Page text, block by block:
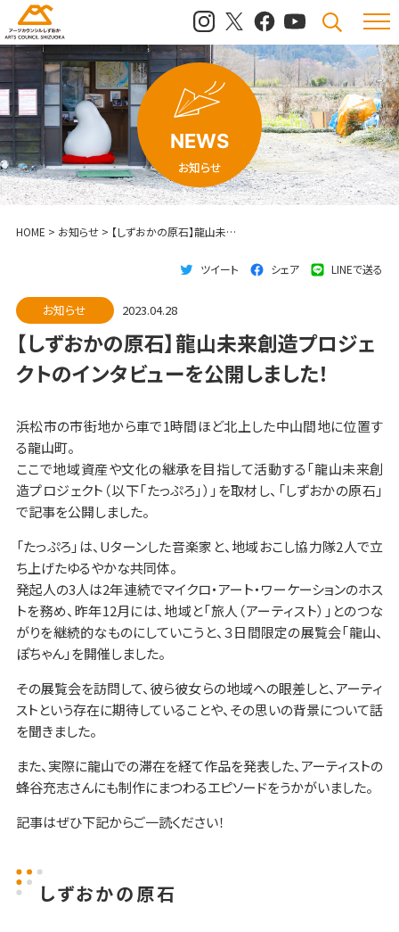
メニュ
検索
NEWS
お知らせ
HOME > お知らせ> 【しずおかの原石】龍山未来創造プロジェクトのインタビューを公開しました！
ツイート シェア LINEで送る
お知らせ 2023.04.28
【しずおかの原石】龍山未来創造プロジェ
クトのインタビューを公開しました！
浜松市の市街地から車で1時間ほど北上した中山間地に位置す
る龍山町。
ここで地域資産や文化の継承を目指して活動する「龍山未来創
造プロジェクト（以下「たっぷろ」）」を取材し、「しずおかの原石」
で記事を公開しました。
「たっぷろ」は、Uターンした音楽家と、地域おこし協力隊2人で立
ち上げたゆるやかな共同体。
発起人の3人は2年連続でマイクロ・アート・ワーケーションのホス
トを務め、昨年12月には、地域と「旅人（アーティスト）」とのつな
がりを継続的なものにしていこうと、３日間限定の展覧会「龍山、
ぽちゃん」を開催しました。
その展覧会を訪問して、彼ら彼女らの地域への眼差しと、アーティ
ストという存在に期待していることや、その思いの背景について話
を聞きました。
また、実際に龍山での滞在を経て作品を発表した、アーティストの
蜂谷充志さんにも制作にまつわるエピソードをうかがいました。
記事はぜひ下記からご一読ください！
しずおかの原石